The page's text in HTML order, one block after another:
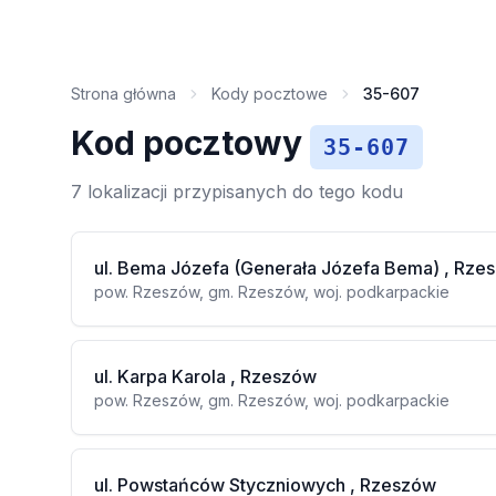
Strona główna Kody pocztowe 35-607
Kod pocztowy 35-607
7 lokalizacji przypisanych do tego kodu
ul. Bema Józefa (Generała Józefa Bema) ,
pow. Rzeszów, gm. Rzeszów, woj. podkarpackie
ul. Karpa Karola , Rzeszów
pow. Rzeszów, gm. Rzeszów, woj. podkarpackie
ul. Powstańców Styczniowych , Rzeszów